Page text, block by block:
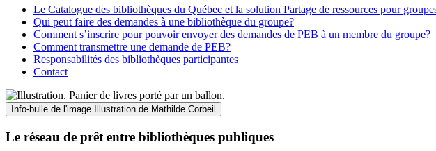
Le Catalogue des bibliothèques du Québec et la solution Partage de ressources pour
Qui peut faire des demandes à une bibliothèque du groupe?
Comment s’inscrire pour pouvoir envoyer des demandes de PEB à un membre du groupe?
Comment transmettre une demande de PEB?
Responsabilités des bibliothèques participantes
Contact
Info-bulle de l'image Illustration de Mathilde Corbeil
Le réseau de prêt entre bibliothèques publiques